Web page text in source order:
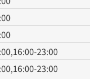
23:00
23:00